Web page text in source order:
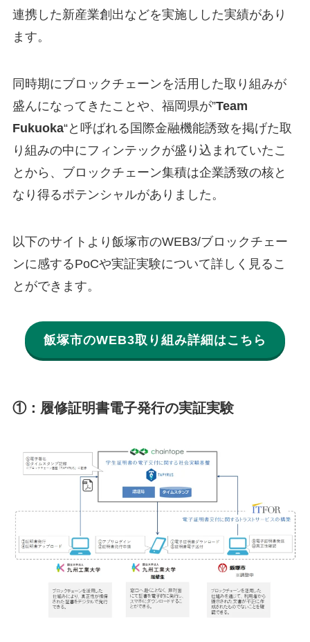
連携した新産業創出などを実施しした実績があり
ます。
同時期にブロックチェーンを活用した取り組みが
盛んになってきたことや、福岡県が”Team
Fukuoka“と呼ばれる国際金融機能誘致を掲げた取
り組みの中にフィンテックが盛り込まれていたこ
とから、ブロックチェーン集積は企業誘致の核と
なり得るポテンシャルがありました。
以下のサイトより飯塚市のWEB3/ブロックチェー
ンに感するPoCや実証実験について詳しく見るこ
とができます。
飯塚市のWEB3取り組み詳細はこちら
①：履修証明書電子発行の実証実験